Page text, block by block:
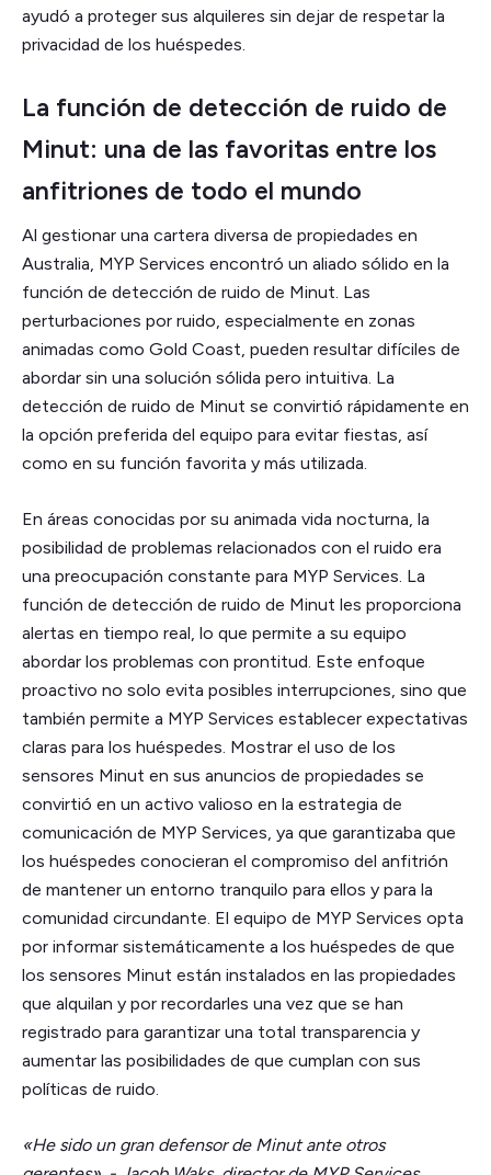
ayudó a proteger sus alquileres sin dejar de respetar la
privacidad de los huéspedes.
La función de detección de ruido de
Minut: una de las favoritas entre los
anfitriones de todo el mundo
Al gestionar una cartera diversa de propiedades en
Australia, MYP Services encontró un aliado sólido en la
función de detección de ruido de Minut. Las
perturbaciones por ruido, especialmente en zonas
animadas como Gold Coast, pueden resultar difíciles de
abordar sin una solución sólida pero intuitiva. La
detección de ruido de Minut se convirtió rápidamente en
la opción preferida del equipo para evitar fiestas, así
como en su función favorita y más utilizada.
En áreas conocidas por su animada vida nocturna, la
posibilidad de problemas relacionados con el ruido era
una preocupación constante para MYP Services. La
función de detección de ruido de Minut les proporciona
alertas en tiempo real, lo que permite a su equipo
abordar los problemas con prontitud. Este enfoque
proactivo no solo evita posibles interrupciones, sino que
también permite a MYP Services establecer expectativas
claras para los huéspedes. Mostrar el uso de los
sensores Minut en sus anuncios de propiedades se
convirtió en un activo valioso en la estrategia de
comunicación de MYP Services, ya que garantizaba que
los huéspedes conocieran el compromiso del anfitrión
de mantener un entorno tranquilo para ellos y para la
comunidad circundante. El equipo de MYP Services opta
por informar sistemáticamente a los huéspedes de que
los sensores Minut están instalados en las propiedades
que alquilan y por recordarles una vez que se han
registrado para garantizar una total transparencia y
aumentar las posibilidades de que cumplan con sus
políticas de ruido.
«He sido un gran defensor de Minut ante otros